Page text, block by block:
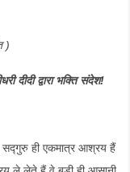
)
दीदी द्वारा भक्ति संदेश!
ही एकमात्र आश्रय हैं